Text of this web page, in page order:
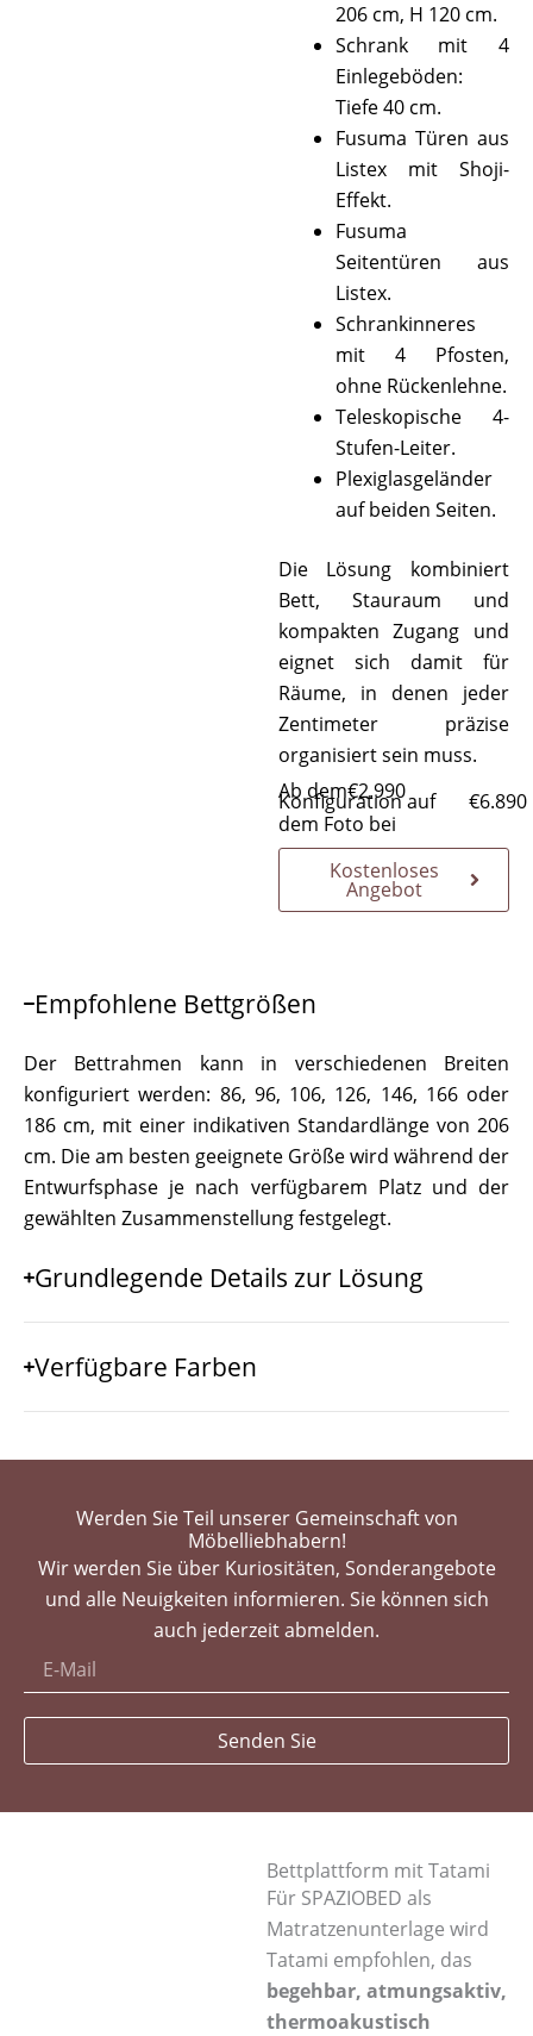
206 cm, H 120 cm.
Schrank mit 4
Einlegeböden:
Tiefe 40 cm.
Fusuma Türen aus
Listex mit Shoji-
Effekt.
Fusuma
Seitentüren aus
Listex.
Schrankinneres
mit 4 Pfosten,
ohne Rückenlehne.
Teleskopische 4-
Stufen-Leiter.
Plexiglasgeländer
auf beiden Seiten.
Die Lösung kombiniert
Bett, Stauraum und
kompakten Zugang und
eignet sich damit für
Räume, in denen jeder
Zentimeter präzise
organisiert sein muss.
Ab dem€2.990
Konfiguration auf
dem Foto bei
€6.890
Kostenloses
Angebot
Empfohlene Bettgrößen
Der Bettrahmen kann in verschiedenen Breiten
konfiguriert werden: 86, 96, 106, 126, 146, 166 oder
186 cm, mit einer indikativen Standardlänge von 206
cm. Die am besten geeignete Größe wird während der
Entwurfsphase je nach verfügbarem Platz und der
gewählten Zusammenstellung festgelegt.
Grundlegende Details zur Lösung
Verfügbare Farben
Werden Sie Teil unserer Gemeinschaft von
Möbelliebhabern!
Wir werden Sie über Kuriositäten, Sonderangebote
und alle Neuigkeiten informieren. Sie können sich
auch jederzeit abmelden.
Senden Sie
Bettplattform mit Tatami
Für SPAZIOBED als
Matratzenunterlage wird
Tatami empfohlen, das
begehbar, atmungsaktiv,
thermoakustisch